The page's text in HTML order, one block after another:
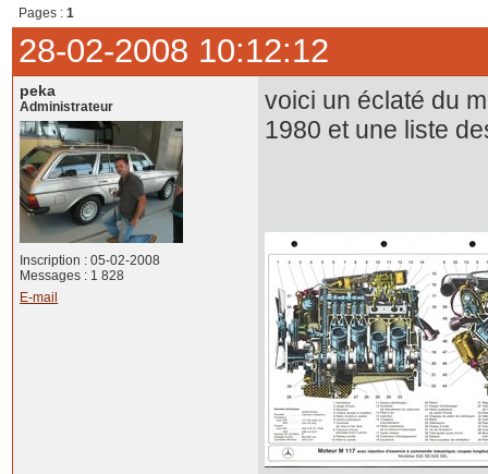
Pages :1
28-02-2008 10:12:12
peka
Administrateur
Inscription : 05-02-2008
Messages : 1 828
E-mail
voici un éclaté du
1980 et une liste